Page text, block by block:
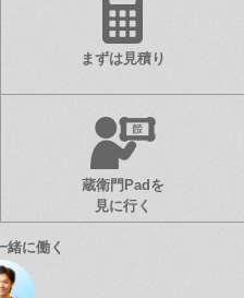
まずは見積り
蔵衛門Padを
見に行く